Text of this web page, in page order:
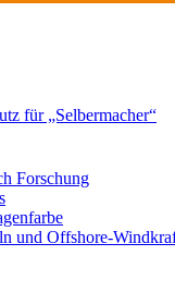
für „Selbermacher“
Forschung
und Offshore-